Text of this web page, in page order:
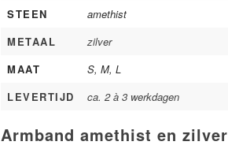
STEEN
amethist
METAAL
zilver
MAAT
S, M, L
LEVERTIJD
ca. 2 à 3 werkdagen
Armband amethist en zilver